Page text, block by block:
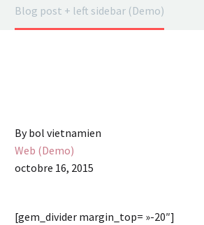
Blog post + left sidebar (Demo)
By bol vietnamien
Web (Demo)
octobre 16, 2015
[gem_divider margin_top= »-20″]